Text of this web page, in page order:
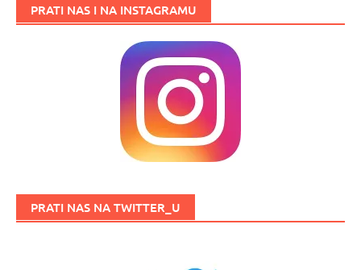
PRATI NAS I NA INSTAGRAMU
PRATI NAS NA TWITTER_U